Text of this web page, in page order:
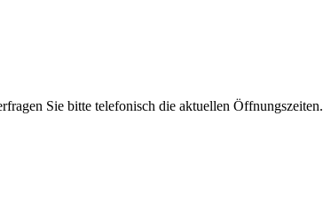
Sie bitte telefonisch die aktuellen Öffnungszeiten.